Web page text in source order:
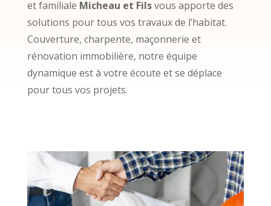
et familiale Micheau et Filsvous apporte des
solutions pour tous vos travaux de l’habitat.
Couverture, charpente, maçonnerie et
rénovation immobilière, notre équipe
dynamique est à votre écoute et se déplace
pour tous vos projets.